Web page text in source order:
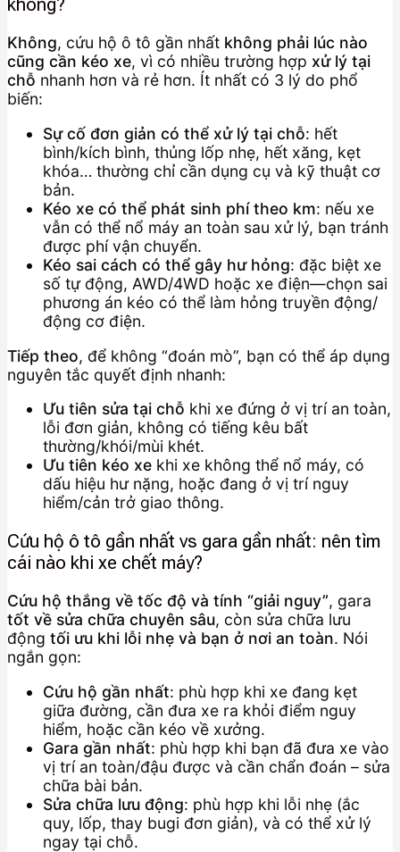
không?
Không, cứu hộ ô tô gần nhất không phải lúc nào
cũng cần kéo xe, vì có nhiều trường hợp xử lý tại
chỗ nhanh hơn và rẻ hơn. Ít nhất có 3 lý do phổ
biến:
Sự cố đơn giản có thể xử lý tại chỗ: hết
bình/kích bình, thủng lốp nhẹ, hết xăng, kẹt
khóa… thường chỉ cần dụng cụ và kỹ thuật cơ
bản.
Kéo xe có thể phát sinh phí theo km: nếu xe
vẫn có thể nổ máy an toàn sau xử lý, bạn tránh
được phí vận chuyển.
Kéo sai cách có thể gây hư hỏng: đặc biệt xe
số tự động, AWD/4WD hoặc xe điện—chọn sai
phương án kéo có thể làm hỏng truyền động/
động cơ điện.
Tiếp theo, để không “đoán mò”, bạn có thể áp dụng
nguyên tắc quyết định nhanh:
Ưu tiên sửa tại chỗ khi xe đứng ở vị trí an toàn,
lỗi đơn giản, không có tiếng kêu bất
thường/khói/mùi khét.
Ưu tiên kéo xe khi xe không thể nổ máy, có
dấu hiệu hư nặng, hoặc đang ở vị trí nguy
hiểm/cản trở giao thông.
Cứu hộ ô tô gần nhất vs gara gần nhất: nên tìm
cái nào khi xe chết máy?
Cứu hộ thắng về tốc độ và tính “giải nguy”, gara
tốt về sửa chữa chuyên sâu, còn sửa chữa lưu
động tối ưu khi lỗi nhẹ và bạn ở nơi an toàn. Nói
ngắn gọn:
Cứu hộ gần nhất: phù hợp khi xe đang kẹt
giữa đường, cần đưa xe ra khỏi điểm nguy
hiểm, hoặc cần kéo về xưởng.
Gara gần nhất: phù hợp khi bạn đã đưa xe vào
vị trí an toàn/đậu được và cần chẩn đoán – sửa
chữa bài bản.
Sửa chữa lưu động: phù hợp khi lỗi nhẹ (ắc
quy, lốp, thay bugi đơn giản), và có thể xử lý
ngay tại chỗ.